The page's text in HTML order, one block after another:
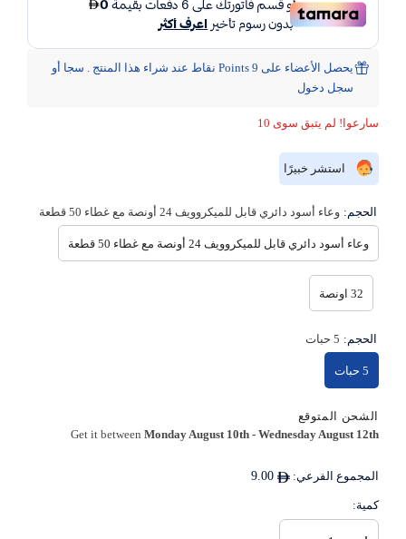
يحصل الأعضاء على 9 Points نقاط عند شراء هذا المنتج . سجا أو
سجل دخول
سارعوا! لم يتبق سوى 10
استشر خبيرًا
الحجم: وعاء أسود دائري قابل للميكروويف 24 أونصة مع غطاء 50 قطعة
وعاء أسود دائري قابل للميكروويف 24 أونصة مع غطاء 50 قطعة
32 اونصة
الحجم: 5 حبات
5 حبات
الشحن المتوقع
Get it betweenMonday August 10th -Wednesday August 12th
المجموع الفرعي: 9.00
كمية: